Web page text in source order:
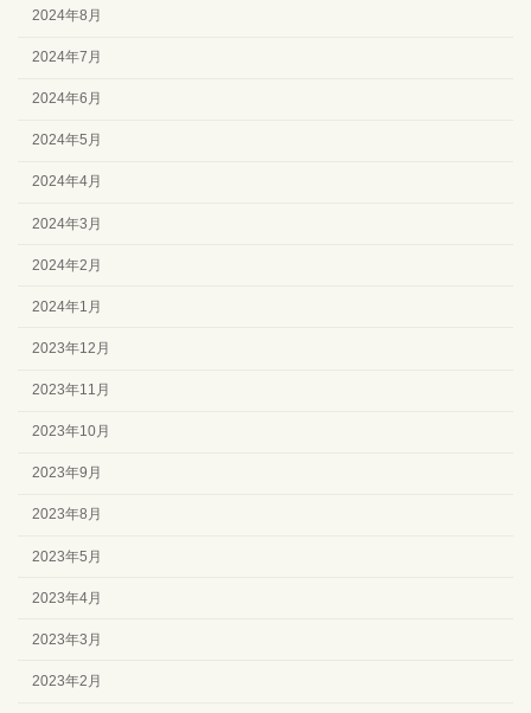
2024年8月
2024年7月
2024年6月
2024年5月
2024年4月
2024年3月
2024年2月
2024年1月
2023年12月
2023年11月
2023年10月
2023年9月
2023年8月
2023年5月
2023年4月
2023年3月
2023年2月